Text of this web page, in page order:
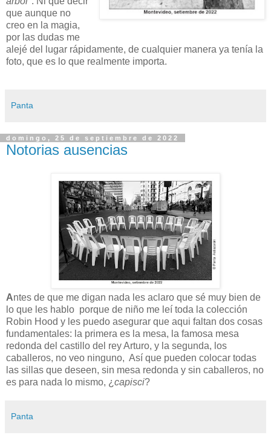
que aunque no
creo en la magia,
por las dudas me
alejé del lugar rápidamente, de cualquier manera ya tenía la
foto, que es lo que realmente importa.
Panta
domingo, 25 de septiembre de 2022
Notorias ausencias
Antes de que me digan nada les aclaro que sé muy bien de
lo que les hablo porque de niño me leí toda la colección
Robin Hood y les puedo asegurar que aqui faltan dos cosas
fundamentales: la primera es la mesa, la famosa mesa
redonda del castillo del rey Arturo, y la segunda, los
caballeros, no veo ninguno, Así que pueden colocar todas
las sillas que deseen, sin mesa redonda y sin caballeros, no
es para nada lo mismo, ¿ capisci?
Panta